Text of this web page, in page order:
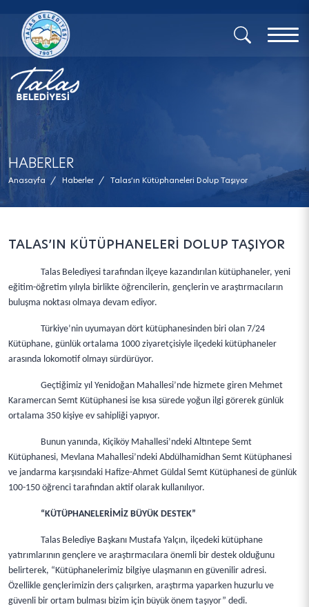
x
HABERLER
Anasayfa / Haberler / Talas’ın Kütüphaneleri Dolup Taşıyor
TALAS’IN KÜTÜPHANELERİ DOLUP TAŞIYOR
Talas Belediyesi tarafından ilçeye kazandırılan kütüphaneler, yeni
eğitim-öğretim yılıyla birlikte öğrencilerin, gençlerin ve araştırmacıların
buluşma noktası olmaya devam ediyor.
Türkiye’nin uyumayan dört kütüphanesinden biri olan 7/24
Kütüphane, günlük ortalama 1000 ziyaretçisiyle ilçedeki kütüphaneler
arasında lokomotif olmayı sürdürüyor.
Geçtiğimiz yıl Yenidoğan Mahallesi’nde hizmete giren Mehmet
Karamercan Semt Kütüphanesi ise kısa sürede yoğun ilgi görerek günlük
ortalama 350 kişiye ev sahipliği yapıyor.
Bunun yanında, Kiçiköy Mahallesi’ndeki Altıntepe Semt
Kütüphanesi, Mevlana Mahallesi’ndeki Abdülhamidhan Semt Kütüphanesi
ve jandarma karşısındaki Hafize-Ahmet Güldal Semt Kütüphanesi de günlük
100-150 öğrenci tarafından aktif olarak kullanılıyor.
“KÜTÜPHANELERİMİZ BÜYÜK DESTEK”
Talas Belediye Başkanı Mustafa Yalçın, ilçedeki kütüphane
yatırımlarının gençlere ve araştırmacılara önemli bir destek olduğunu
belirterek, “Kütüphanelerimiz bilgiye ulaşmanın en güvenilir adresi.
Özellikle gençlerimizin ders çalışırken, araştırma yaparken huzurlu ve
güvenli bir ortam bulması bizim için büyük önem taşıyor” dedi.